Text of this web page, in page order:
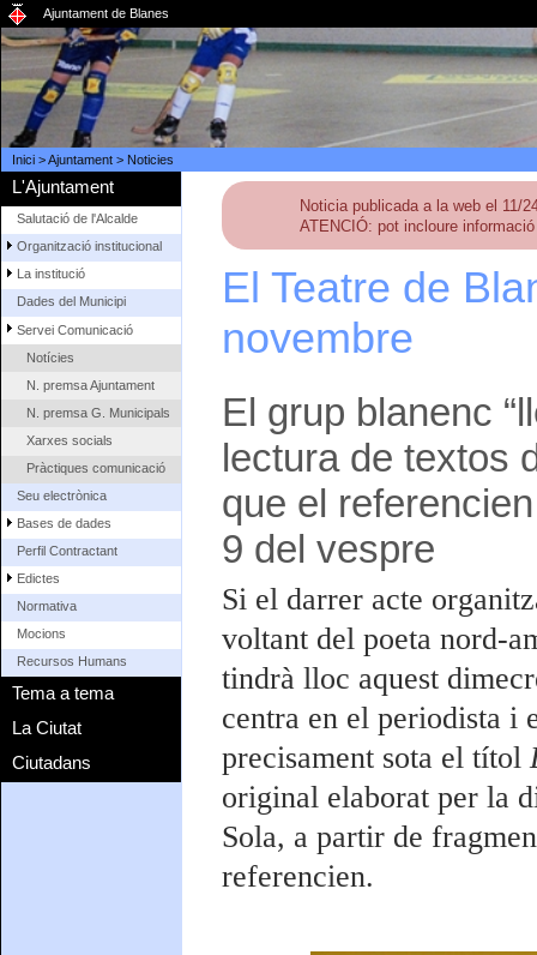
Ajuntament de Blanes
Inici>Ajuntament> Noticies
L'Ajuntament
Salutació de l'Alcalde
Organització institucional
La institució
Dades del Municipi
Servei Comunicació
Notícies
N. premsa Ajuntament
N. premsa G. Municipals
Xarxes socials
Pràctiques comunicació
Seu electrònica
Bases de dades
Perfil Contractant
Edictes
Normativa
Mocions
Recursos Humans
Tema a tema
La Ciutat
Ciutadans
Noticia publicada a la web el 11/
ATENCIÓ: pot incloure
El Teatre de
novembre
El grup blanenc
lectura de textos
que el
9 del vespre
Si el darrer acte
voltant del poeta nord-
tindrà lloc aquest
centra en el periodista i
precisament sota el títol
original elaborat per la
Sola, a partir de
referencien.